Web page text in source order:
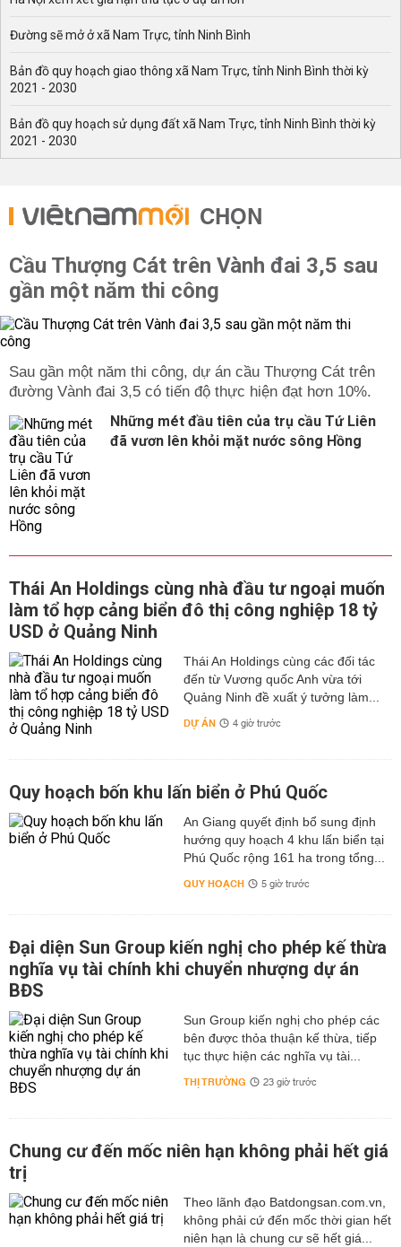
Đường sẽ mở ở xã Nam Trực, tỉnh Ninh Bình
Bản đồ quy hoạch giao thông xã Nam Trực, tỉnh Ninh Bình thời kỳ
2021 - 2030
Bản đồ quy hoạch sử dụng đất xã Nam Trực, tỉnh Ninh Bình thời kỳ
2021 - 2030
CHỌN
Cầu Thượng Cát trên Vành đai 3,5 sau
gần một năm thi công
Sau gần một năm thi công, dự án cầu Thượng Cát trên
đường Vành đai 3,5 có tiến độ thực hiện đạt hơn 10%.
Những mét đầu tiên của trụ cầu Tứ Liên
đã vươn lên khỏi mặt nước sông Hồng
Thái An Holdings cùng nhà đầu tư ngoại muốn
làm tổ hợp cảng biển đô thị công nghiệp 18 tỷ
USD ở Quảng Ninh
Thái An Holdings cùng các đối tác
đến từ Vương quốc Anh vừa tới
Quảng Ninh đề xuất ý tưởng làm...
DỰ ÁN 4 giờ trước
Quy hoạch bốn khu lấn biển ở Phú Quốc
An Giang quyết định bổ sung định
hướng quy hoạch 4 khu lấn biển tại
Phú Quốc rộng 161 ha trong tổng...
QUY HOẠCH 5 giờ trước
Đại diện Sun Group kiến nghị cho phép kế thừa
nghĩa vụ tài chính khi chuyển nhượng dự án
BĐS
Sun Group kiến nghị cho phép các
bên được thỏa thuận kế thừa, tiếp
tục thực hiện các nghĩa vụ tài...
THỊ TRƯỜNG 23 giờ trước
Chung cư đến mốc niên hạn không phải hết giá
trị
Theo lãnh đạo Batdongsan.com.vn,
không phải cứ đến mốc thời gian hết
niên hạn là chung cư sẽ hết giá...